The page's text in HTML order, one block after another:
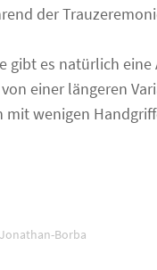
der
gibt es natürlich
einer längeren
mit wenigen
Borba